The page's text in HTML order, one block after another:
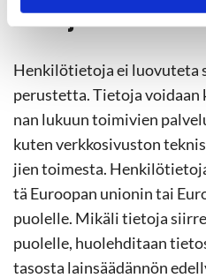
Tie­to­jen
Hen­ki­lö­tie­to­ja ei luo­vu­te­ta
pe­rus­tet­ta. Tie­to­ja
nan lu­kuun toi­mi­vien
kuten verk­ko­si­vus­ton
jien toi­mes­ta.
tä Eu­roo­pan unio­nin tai
puo­lel­le. Mi­kä­li tie­to­ja
puo­lel­le, huo­leh­di­taan
ta­sos­ta lain­sää­dän­nön